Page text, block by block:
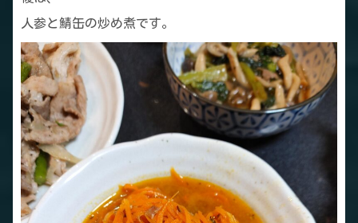
人参と鯖缶の炒め煮です。